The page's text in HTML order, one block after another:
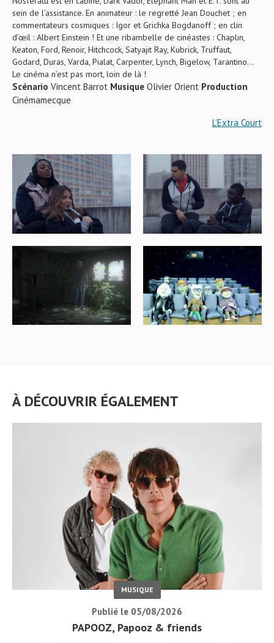
sein de l’assistance. En animateur : le regretté Jean Douchet ; en
commentateurs cosmiques : Igor et Grichka Bogdanoff ; en clin
d’œil : Albert Einstein ! Et une ribambelle de cinéastes : Chaplin,
Keaton, Ford, Renoir, Hitchcock, Satyajit Ray, Kubrick, Truffaut,
Godard, Duras, Varda, Pialat, Carpenter, Lynch, Bigelow, Tarantino…
Le cinéma n’est pas mort, loin de là !
Scénario Vincent Barrot Musique Olivier Orient Production
Cinémamecque
L’Extra Court
À DÉCOUVRIR ÉGALEMENT
MUSIQUE
Publié le 05/08/2026
PAPOOZ, Papooz & friends